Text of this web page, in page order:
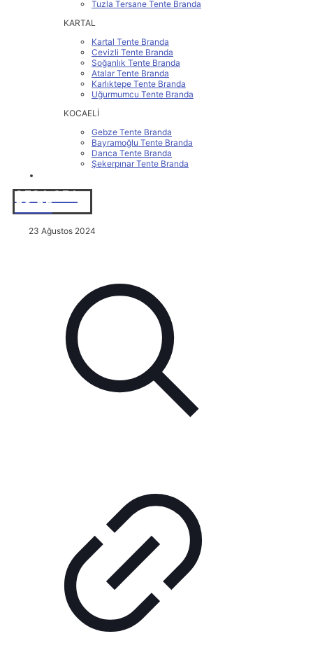
Tuzla Tersane Tente Branda
KARTAL
Kartal Tente Branda
Cevizli Tente Branda
Soğanlık Tente Branda
Atalar Tente Branda
Karlıktepe Tente Branda
Uğurmumcu Tente Branda
KOCAELİ
Gebze Tente Branda
Bayramoğlu Tente Branda
Darıca Tente Branda
Şekerpınar Tente Branda
İLETİŞİM
0531 251
86 25
23 Ağustos 2024